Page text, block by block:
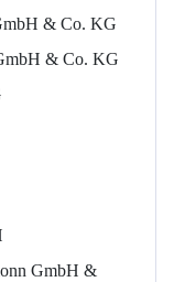
& Co. KG
& Co. KG
GmbH &